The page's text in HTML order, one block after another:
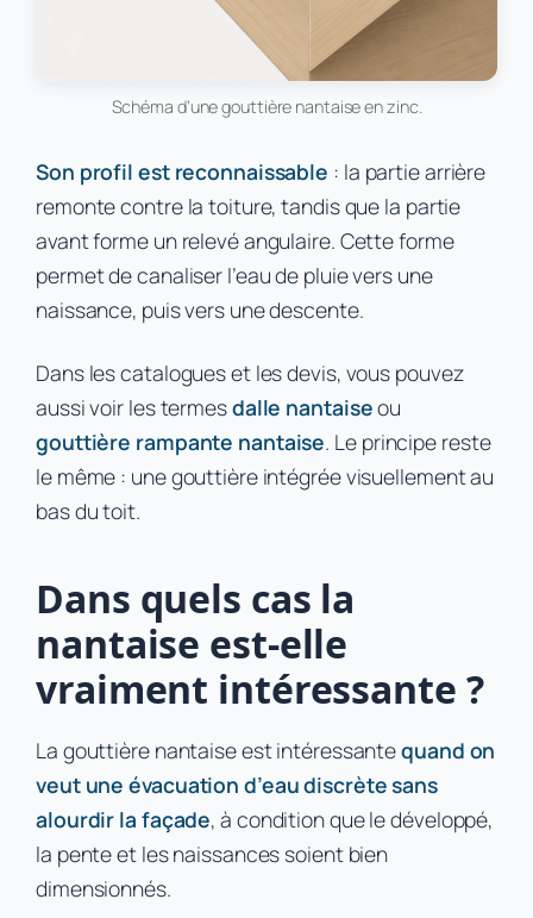
Schéma d’une gouttière nantaise en zinc.
Son profil est reconnaissable : la partie arrière
remonte contre la toiture, tandis que la partie
avant forme un relevé angulaire. Cette forme
permet de canaliser l’eau de pluie vers une
naissance, puis vers une descente.
Dans les catalogues et les devis, vous pouvez
aussi voir les termesdalle nantaiseou
gouttière rampante nantaise. Le principe reste
le même : une gouttière intégrée visuellement au
bas du toit.
Dans quels cas la
nantaise est-elle
vraiment intéressante ?
La gouttière nantaise est intéressantequand on
veut une évacuation d’eau discrète sans
alourdir la façade, à condition que le développé,
la pente et les naissances soient bien
dimensionnés.